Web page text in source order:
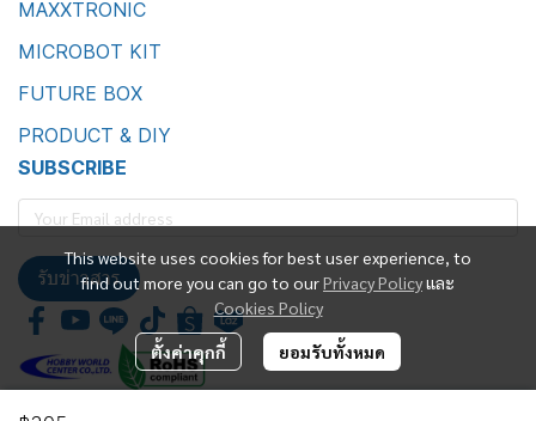
This website uses cookies for best user experience, to
find out more you can go to ourPrivacy Policyและ
Cookies Policy
ตั้งค่าคุกกี้ ยอมรับทั้งหมด
MAXXTRONIC
MICROBOT KIT
FUTURE BOX
PRODUCT & DIY
SUBSCRIBE
รับข่าวสาร